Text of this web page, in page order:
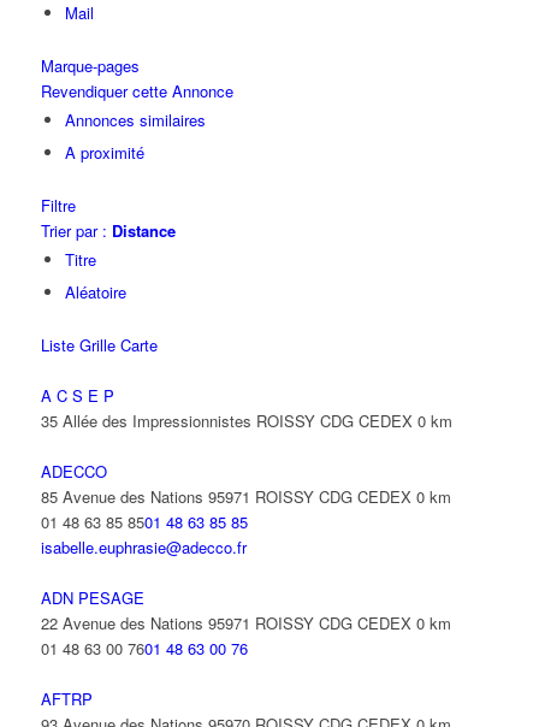
Mail
Marque-pages
Revendiquer cette Annonce
Annonces similaires
A proximité
Filtre
Trier par : Distance
Titre
Aléatoire
Liste Grille Carte
A C S E P
35 Allée des Impressionnistes ROISSY CDG CEDEX 0 km
ADECCO
85 Avenue des Nations 95971 ROISSY CDG CEDEX 0 km
01 48 63 85 8501 48 63 85 85
isabelle.euphrasie@adecco.fr
ADN PESAGE
22 Avenue des Nations 95971 ROISSY CDG CEDEX 0 km
01 48 63 00 7601 48 63 00 76
AFTRP